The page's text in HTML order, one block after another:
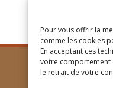
Pour vous offrir la
comme les cookies
En acceptant ces
votre comportement
le retrait de votre